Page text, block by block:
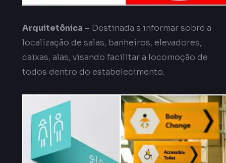
Arquitetônica – Destinada a informar sobre a
localização de salas, banheiros, elevadores,
caixas, alas, visando facilitar a locomoção de
todos dentro do estabelecimento.